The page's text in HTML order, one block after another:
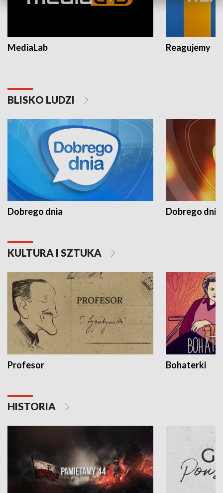
MediaLab Reagujemy
BLISKO LUDZI
Dobrego dnia Dobrego dnia
KULTURA I SZTUKA
Profesor Bohaterki
HISTORIA